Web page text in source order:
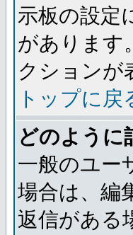
示板の設定
があります
クションが
トップに戻
どのように
一般のユー
場合は、編
返信がある